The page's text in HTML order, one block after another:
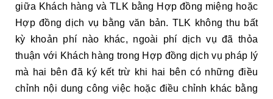
giữa Khách hàng và TLK bằng Hợp đồng miệng hoặc
Hợp đồng dịch vụ bằng văn bản. TLK không thu bất
kỳ khoản phí nào khác, ngoài phí dịch vụ đã thỏa
thuận với Khách hàng trong Hợp đồng dịch vụ pháp lý
mà hai bên đã ký kết trừ khi hai bên có những điều
chỉnh nội dung công việc hoặc điều chỉnh khác bằng